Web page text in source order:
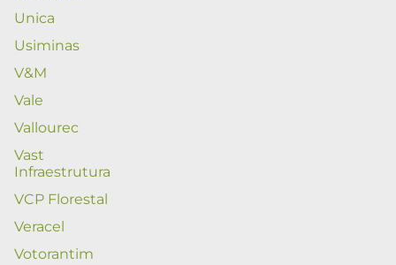
Unica
Usiminas
V&M
Vale
Vallourec
Vast
Infraestrutura
VCP Florestal
Veracel
Votorantim